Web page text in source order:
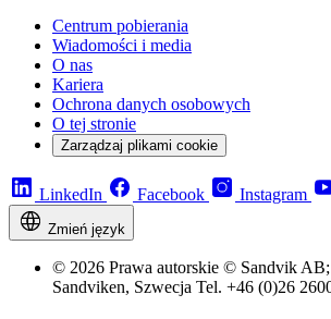
Centrum pobierania
Wiadomości i media
O nas
Kariera
Ochrona danych osobowych
O tej stronie
Zarządzaj plikami cookie
LinkedIn Facebook Instagram
Zmień język
© 2026 Prawa autorskie © Sandvik AB;
Sandviken, Szwecja Tel. +46 (0)26